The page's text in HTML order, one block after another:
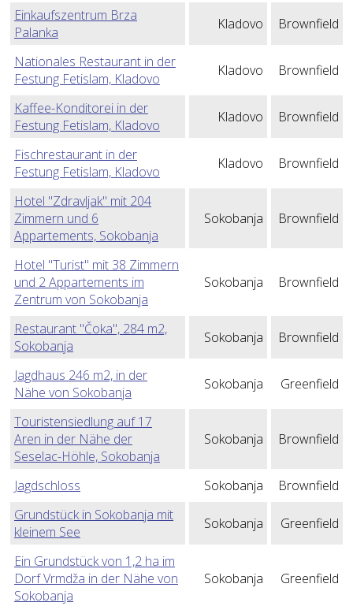
Einkaufszentrum Brza
Palanka
Kladovo Brownfield
Nationales Restaurant in der
Festung Fetislam, Kladovo
Kladovo Brownfield
Kaffee-Konditorei in der
Festung Fetislam, Kladovo
Kladovo Brownfield
Fischrestaurant in der
Festung Fetislam, Kladovo
Kladovo Brownfield
Hotel "Zdravljak" mit 204
Zimmern und 6
Appartements, Sokobanja
Sokobanja Brownfield
Hotel "Turist" mit 38 Zimmern
und 2 Appartements im
Zentrum von Sokobanja
Sokobanja Brownfield
Restaurant "Čoka", 284 m2,
Sokobanja
Sokobanja Brownfield
Jagdhaus 246 m2, in der
Nähe von Sokobanja
Sokobanja Greenfield
Touristensiedlung auf 17
Aren in der Nähe der
Seselac-Höhle, Sokobanja
Sokobanja Brownfield
Jagdschloss Sokobanja
Brownfield
Grundstück in Sokobanja mit
kleinem See
Sokobanja Greenfield
Ein Grundstück von 1,2 ha im
Dorf Vrmdža in der Nähe von
Sokobanja
Sokobanja Greenfield